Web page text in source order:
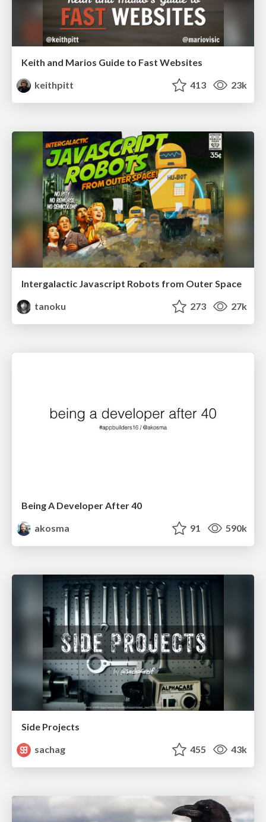
Keith and Marios Guide to Fast Websites
keithpitt
413 23k
Intergalactic Javascript Robots from Outer Space
tanoku
273 27k
Being A Developer After 40
akosma
91 590k
Side Projects
sachag
455 43k